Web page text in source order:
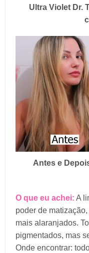
Ultra Violet Dr.
Antes e
O que eu achei: A
poder de
mais alaranjados.
pigmentados, mas
Onde encontrar: